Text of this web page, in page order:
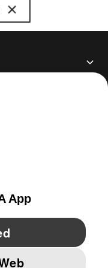
IMPRINT AND LEGAL DATA